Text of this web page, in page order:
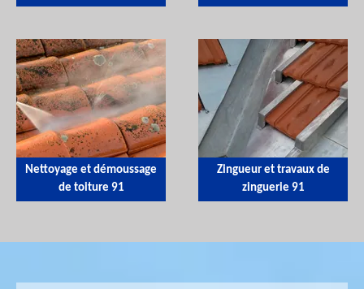
Nettoyage et démoussage
de toiture 91
Zingueur et travaux de
zinguerie 91